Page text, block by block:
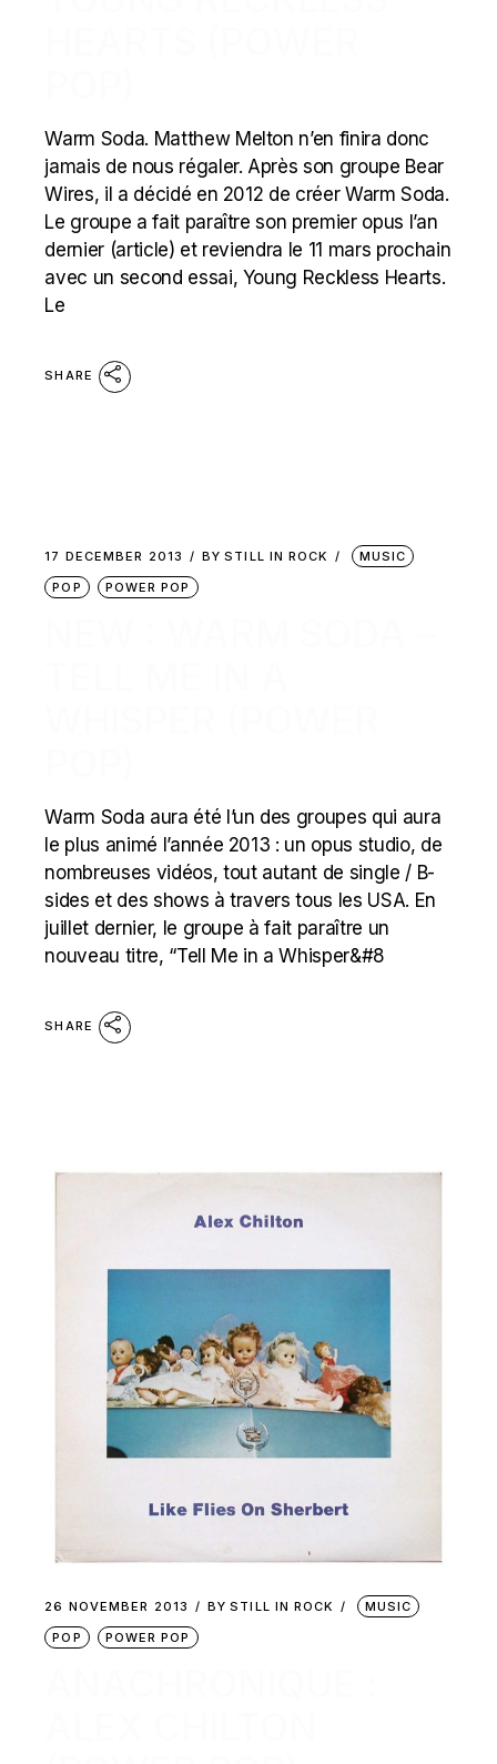
Warm Soda. Matthew Melton n’en finira donc
jamais de nous régaler. Après son groupe Bear
Wires, il a décidé en 2012 de créer Warm Soda.
Le groupe a fait paraître son premier opus l’an
dernier (article) et reviendra le 11 mars prochain
avec un second essai, Young Reckless Hearts.
Le
SHARE
17 DECEMBER 2013 BY STILL IN ROCK
MUSIC
POP
POWER POP
Warm Soda aura été l’un des groupes qui aura
le plus animé l’année 2013 : un opus studio, de
nombreuses vidéos, tout autant de single / B-
sides et des shows à travers tous les USA. En
juillet dernier, le groupe à fait paraître un
nouveau titre, “Tell Me in a Whisper&#8
SHARE
26 NOVEMBER 2013 BY STILL IN ROCK
MUSIC
POP
POWER POP